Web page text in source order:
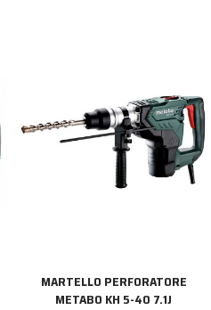
MARTELLO PERFORATORE
METABO KH 5-40 7.1J